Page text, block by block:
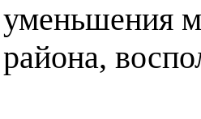
уменьшения
района,